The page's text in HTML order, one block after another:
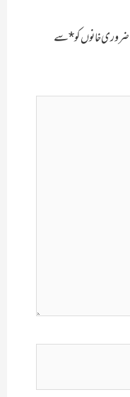
ضروری خانوں کو*سے